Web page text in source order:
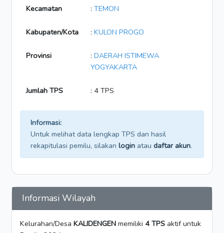
Kecamatan : TEMON
Kabupaten/Kota : KULON PROGO
Provinsi : DAERAH ISTIMEWA
YOGYAKARTA
Jumlah TPS : 4 TPS
Informasi:
Untuk melihat data lengkap TPS dan hasil
rekapitulasi pemilu, silakan login atau daftar akun.
Informasi Wilayah
Kelurahan/Desa KALIDENGEN memiliki 4 TPS aktif untuk